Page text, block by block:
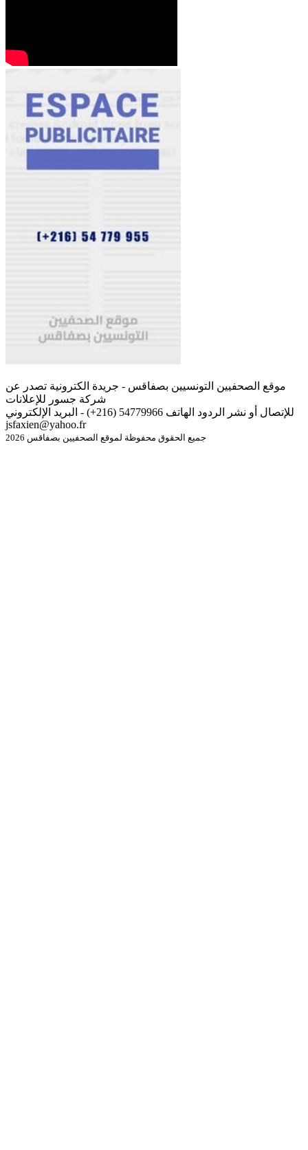
موقع الصحفيين التونسيين بصفاقس - جريدة الكترونية تصدر عن
شركة جسور للإعلانات
للإتصال أو نشر الردود الهاتف 54779966 (216+) - البريد الإلكتروني
jsfaxien@yahoo.fr
جميع الحقوق محفوظة لموقع الصحفيين بصفاقس 2026